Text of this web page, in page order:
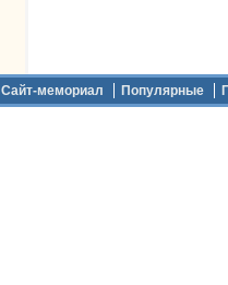
Сайт-мемориал Популярные